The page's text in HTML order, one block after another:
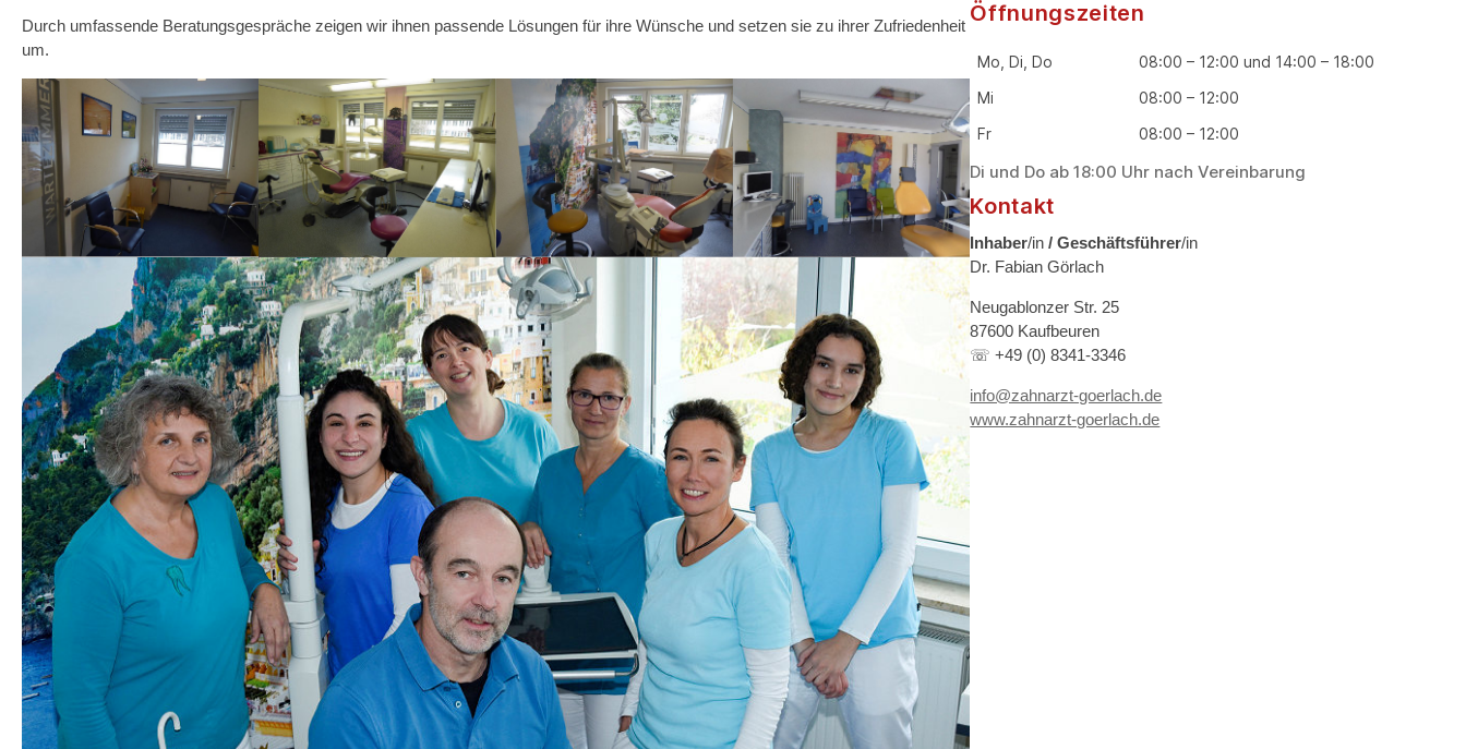
Durch umfassende Beratungsgespräche zeigen wir ihnen passende Lösungen für ihre Wünsche und setzen sie zu ihrer Zufriedenheit
um.
Öffnungszeiten
Mo, Di, Do
08:00 – 12:00 und 14:00 – 18:00
Mi
08:00 – 12:00
Fr
08:00 – 12:00
Di und Do ab 18:00 Uhr nach Vereinbarung
Kontakt
Inhaber/in / Geschäftsführer/in
Dr. Fabian Görlach
Neugablonzer Str. 25
87600 Kaufbeuren
☏ +49 (0) 8341-3346
info@zahnarzt-goerlach.de
www.zahnarzt-goerlach.de